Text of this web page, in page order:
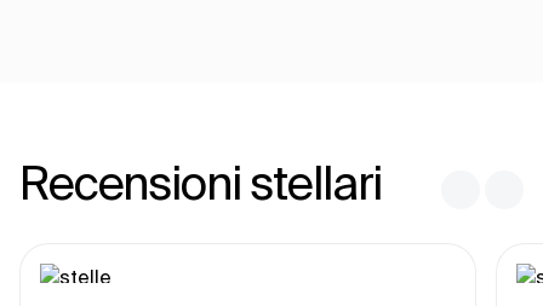
Recensioni stellari